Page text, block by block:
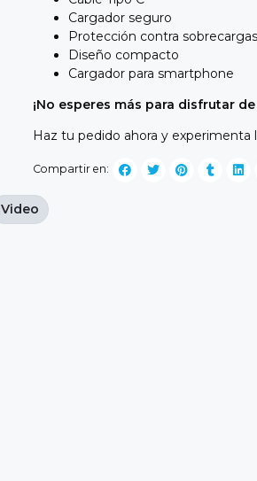
Cargador seguro
Protección contra sobrecargas
Diseño compacto
Cargador para smartphone
¡No esperes más para disfrutar
Haz tu pedido ahora y experimenta
Compartir en:
Video